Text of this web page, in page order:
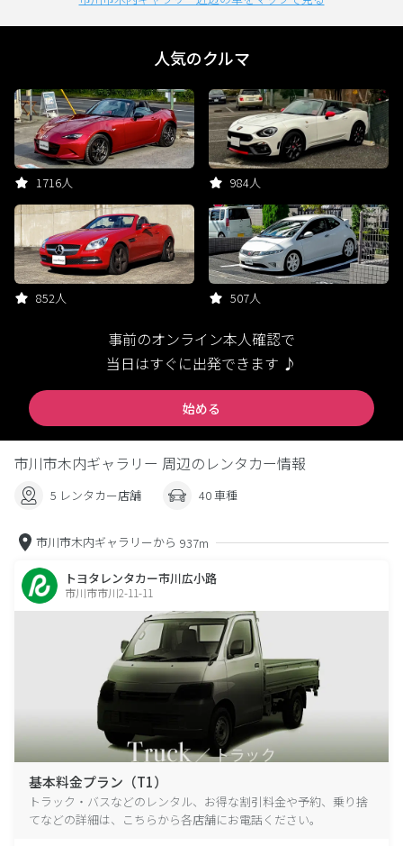
人気のクルマ
1716人 984人
852人 507人
事前のオンライン本人確認で
当日はすぐに出発できます ♪
始める
市川市木内ギャラリー 周辺のレンタカー情報
5 レンタカー店舗 40 車種
市川市木内ギャラリーから 937m
トヨタレンタカー市川広小路
市川市市川2-11-11
基本料金プラン（T1）
トラック・バスなどのレンタル、お得な割引料金や予約、乗り捨
てなどの詳細は、こちらから各店舗にお電話ください。